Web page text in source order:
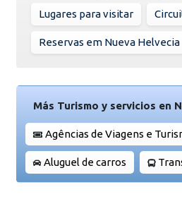
Lugares para visitar
Reservas em Nueva Helvecia
Más Turismo y servicios en
Agências de Viagens e
Aluguel de carros